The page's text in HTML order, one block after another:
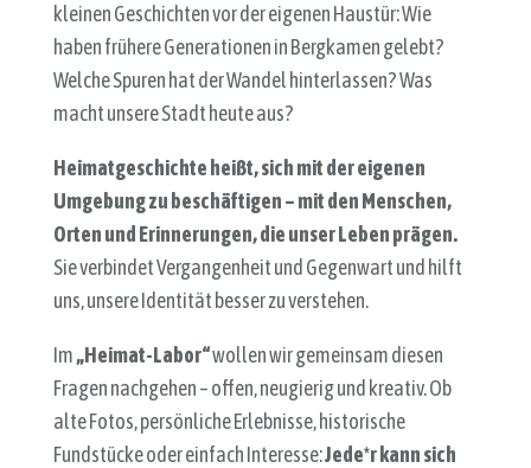
kleinen Geschichten vor der eigenen Haustür: Wie
haben frühere Generationen in Bergkamen gelebt?
Welche Spuren hat der Wandel hinterlassen? Was
macht unsere Stadt heute aus?
Heimatgeschichte heißt, sich mit der eigenen
Umgebung zu beschäftigen – mit den Menschen,
Orten und Erinnerungen, die unser Leben prägen.
Sie verbindet Vergangenheit und Gegenwart und hilft
uns, unsere Identität besser zu verstehen.
Im„Heimat-Labor“wollen wir gemeinsam diesen
Fragen nachgehen – offen, neugierig und kreativ. Ob
alte Fotos, persönliche Erlebnisse, historische
Fundstücke oder einfach Interesse:Jede*r kann sich